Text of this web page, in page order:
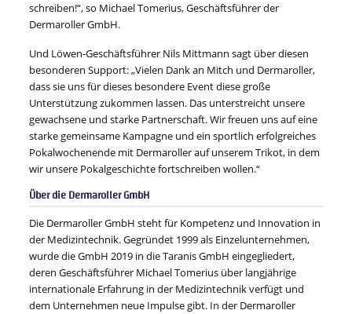
schreiben!“, so Michael Tomerius, Geschäftsführer der
Dermaroller GmbH.
Und Löwen-Geschäftsführer Nils Mittmann sagt über diesen
besonderen Support: „Vielen Dank an Mitch und Dermaroller,
dass sie uns für dieses besondere Event diese große
Unterstützung zukommen lassen. Das unterstreicht unsere
gewachsene und starke Partnerschaft. Wir freuen uns auf eine
starke gemeinsame Kampagne und ein sportlich erfolgreiches
Pokalwochenende mit Dermaroller auf unserem Trikot, in dem
wir unsere Pokalgeschichte fortschreiben wollen.“
Über die Dermaroller GmbH
Die Dermaroller GmbH steht für Kompetenz und Innovation in
der Medizintechnik. Gegründet 1999 als Einzelunternehmen,
wurde die GmbH 2019 in die Taranis GmbH eingegliedert,
deren Geschäftsführer Michael Tomerius über langjährige
internationale Erfahrung in der Medizintechnik verfügt und
dem Unternehmen neue Impulse gibt. In der Dermaroller